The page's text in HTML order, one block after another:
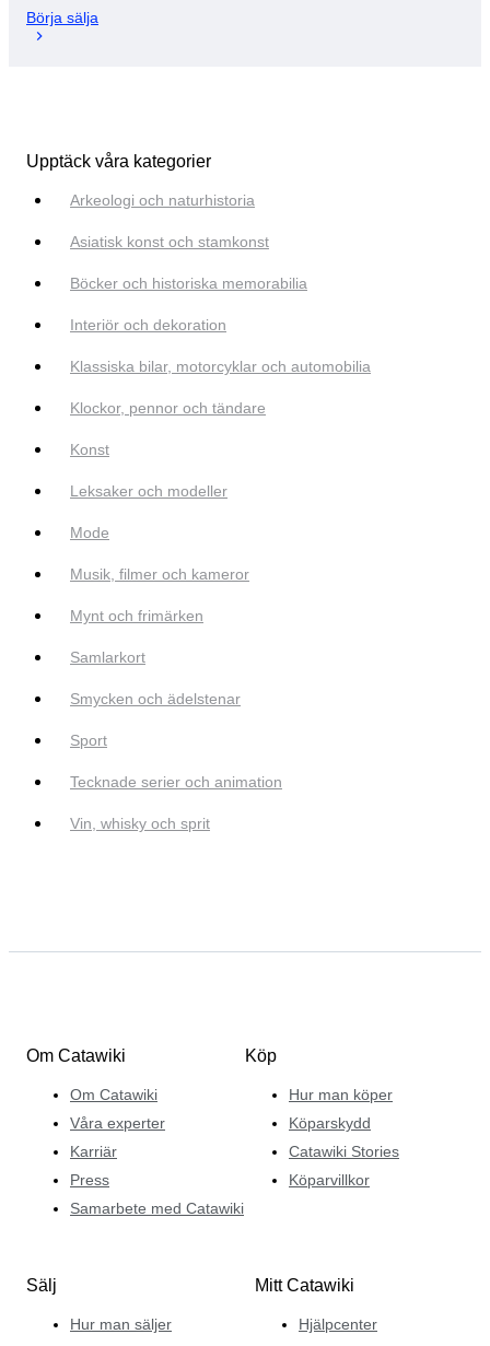
Börja sälja
Upptäck våra kategorier
Arkeologi och naturhistoria
Asiatisk konst och stamkonst
Böcker och historiska memorabilia
Interiör och dekoration
Klassiska bilar, motorcyklar och automobilia
Klockor, pennor och tändare
Konst
Leksaker och modeller
Mode
Musik, filmer och kameror
Mynt och frimärken
Samlarkort
Smycken och ädelstenar
Sport
Tecknade serier och animation
Vin, whisky och sprit
Om Catawiki
Om Catawiki
Våra experter
Karriär
Press
Samarbete med Catawiki
Köp
Hur man köper
Köparskydd
Catawiki Stories
Köparvillkor
Sälj
Hur man säljer
Mitt Catawiki
Hjälpcenter